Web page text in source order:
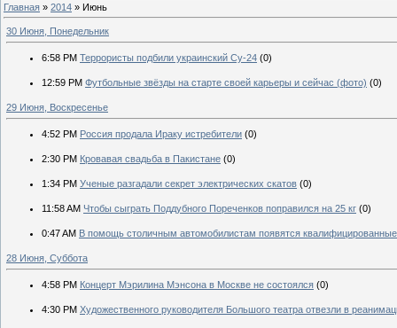
Главная » 2014 » Июнь
30 Июня, Понедельник
6:58 PM Террористы подбили украинский Су-24 (0)
12:59 PM Футбольные звёзды на старте своей карьеры и сейчас (фото) (0)
29 Июня, Воскресенье
4:52 PM Россия продала Ираку истребители (0)
2:30 PM Кровавая свадьба в Пакистане (0)
1:34 PM Ученые разгадали секрет электрических скатов (0)
11:58 AM Чтобы сыграть Поддубного Пореченков поправился на 25 кг (0)
0:47 AM В помощь столичным автомобилистам появятся
28 Июня, Суббота
4:58 PM Концерт Мэрилина Мэнсона в Москве не состоялся (0)
4:30 PM Художественного руководителя Большого театра отвезли в